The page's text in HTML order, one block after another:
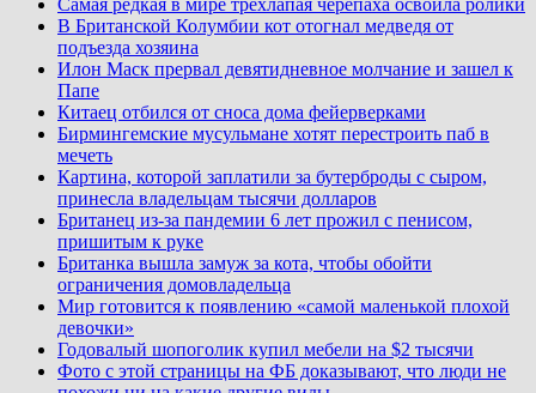
В Британской Колумбии кот отогнал медведя от
подъезда хозяина
Илон Маск прервал девятидневное молчание и зашел к
Папе
Китаец отбился от сноса дома фейерверками
Бирмингемские мусульмане хотят перестроить паб в
мечеть
Картина, которой заплатили за бутерброды с сыром,
принесла владельцам тысячи долларов
Британец из-за пандемии 6 лет прожил с пенисом,
пришитым к руке
Британка вышла замуж за кота, чтобы обойти
ограничения домовладельца
Мир готовится к появлению «самой маленькой плохой
девочки»
Годовалый шопоголик купил мебели на $2 тысячи
Фото с этой страницы на ФБ доказывают, что люди не